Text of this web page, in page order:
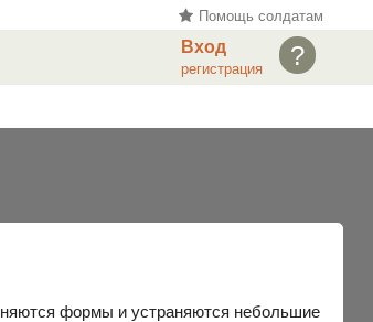
Помощь солдатам
?
Вход
регистрация
формы и устраняются небольшие